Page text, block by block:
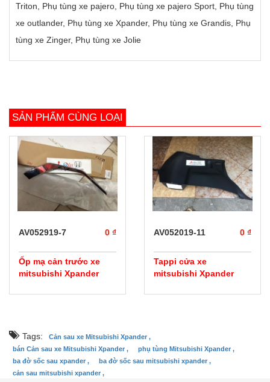
Triton, Phụ tùng xe pajero, Phụ tùng xe pajero Sport, Phụ tùng
xe outlander, Phụ tùng xe Xpander, Phụ tùng xe Grandis, Phụ
tùng xe Zinger, Phụ tùng xe Jolie
SẢN PHẨM CÙNG LOẠI
AV052919-7 0 ₫
Ốp mạ cản trước xe
mitsubishi Xpander
AV052019-11 0 ₫
Tappi cửa xe
mitsubishi Xpander
prev next
Tags:
Cản sau xe Mitsubishi Xpander ,
bán Cản sau xe Mitsubishi Xpander ,
phụ tùng Mitsubishi Xpander ,
ba đờ sốc sau xpander ,
ba đờ sốc sau mitsubishi xpander ,
cản sau mitsubishi xpander ,